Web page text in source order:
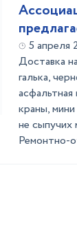
5 апреля
Доставка
галька,
краны,
не
Ремонтно-